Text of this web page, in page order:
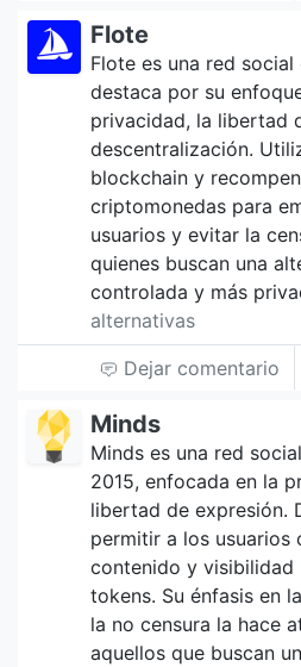
Flote
Flote es una red social
destaca por su
privacidad, la libertad
descentralización.
blockchain y
criptomonedas para
usuarios y evitar la
quienes buscan una
controlada y más
alternativas
Dejar comentario
Minds
Minds es una red
2015, enfocada en la
libertad de expresión.
permitir a los usuarios
contenido y visibilidad
tokens. Su énfasis en
la no censura la hace
aquellos que buscan